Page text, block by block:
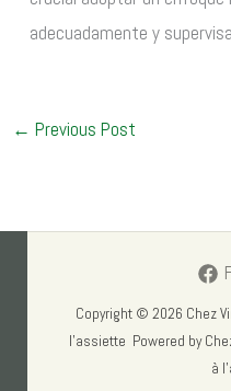
adecuadamente y
← Previous Post
Copyright © 2026 Chez
l'assiette Powered by
à